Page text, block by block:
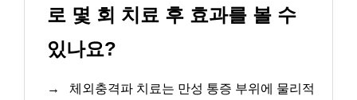
로 몇 회 치료 후 효과를 볼 수
있나요?
→
체외충격파 치료는 만성 통증 부위에 물리적